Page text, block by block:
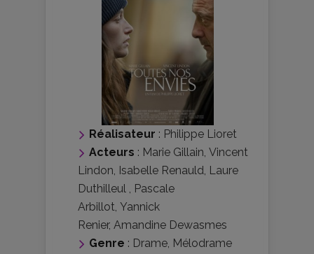
Réalisateur : Philippe Lioret
Acteurs : Marie Gillain, Vincent
Lindon, Isabelle Renauld, Laure
Duthilleul , Pascale
Arbillot, Yannick
Renier, Amandine Dewasmes
Genre : Drame, Mélodrame